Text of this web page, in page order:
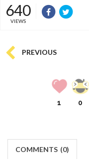
640
VIEWS
PREVIOUS
1 0
COMMENTS (0)